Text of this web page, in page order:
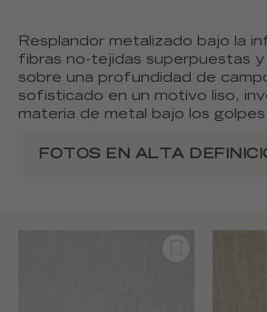
Resplandor metalizado bajo la
fibras no-tejidas superpuestas
sobre una profundidad de
sofisticado en un motivo liso,
materia de metal bajo los golpes
FOTOS EN ALTA